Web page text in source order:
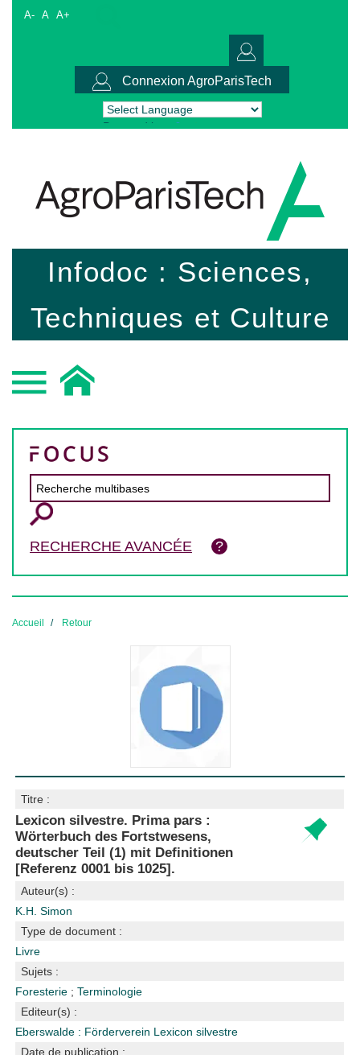
A- A A+
Connexion AgroParisTech
Powered by Translate
Infodoc : Sciences,
Techniques et Culture
RECHERCHE AVANCÉE
Accueil Retour
Titre :
Lexicon silvestre. Prima pars :
Wörterbuch des Fortstwesens,
deutscher Teil (1) mit Definitionen
[Referenz 0001 bis 1025].
Auteur(s) :
K.H. Simon
Type de document :
Livre
Sujets :
Foresterie ;Terminologie
Editeur(s) :
Eberswalde : Förderverein Lexicon silvestre
Date de publication :